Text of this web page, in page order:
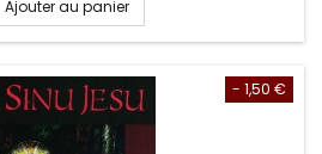
Ajouter au panier
- 1,50 €